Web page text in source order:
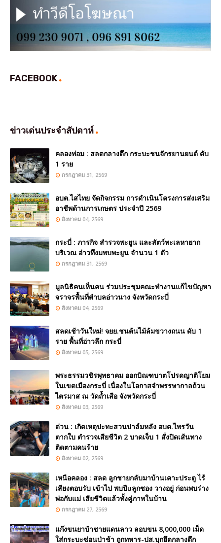
FACEBOOK
ข่าวเด่นประจำสัปดาห์
คลองท่อม : สลดกลางดึก กระบะชนจักรยานยนต์ ดับ
1 ราย
กรกฎาคม 31, 2569
อบต.ไสไทย จัดกิจกรรม การดำเนินโครงการส่งเสริม
อาชีพด้านการเกษตร ประจำปี 2569
สิงหาคม 04, 2569
กระบี่ : ภารกิจ สำรวจพะยูน และสัตว์ทะเลหายาก
บริเวณ อ่าวทึงมพบพะยูน จำนวน 1 ตัว
กรกฎาคม 31, 2569
มูลนิธิคนเห็นคน ร่วมประชุมคณะทำงานแก้ไขปัญหา
จราจรพื้นที่ตำบลอ่าวนาง จังหวัดกระบี่
สิงหาคม 04, 2569
สลดเช้าวันใหม่! จยย.ชนต้นไม้ล้มขวางถนน ดับ 1
ราย พื้นที่อ่าวลึก กระบี่
สิงหาคม 05, 2569
พระธรรมวชิรพุทธาคม ออกบิณฑบาตโปรดญาติโยม
ในเขตเมืองกระบี่ เนื่องในโอกาสจำพรรษากาลถ้วน
ไตรมาส ณ วัดถ้ำเสือ จังหวัดกระบี่
สิงหาคม 03, 2569
ด่วน : เกิดเหตุปะทะสวนปาล์มหลัง อบต.ไพรวัน
ตากใบ ตำรวจเสียชีวิต 2 บาดเจ็บ 1 สั่งปิดเส้นทาง
ติดตามคนร้าย
สิงหาคม 02, 2569
เหนือคลอง : สลด ลูกชายกลับมาบ้านเคาะประตู ไร้
เสียงตอบรับ เข้าไป พบปืuลูกซอง วางอยู่ ก่อนพบร่าง
พ่อกับแม่ เสียชีวิตแล้วทั้งคู่ภาพในบ้าน
กรกฎาคม 27, 2569
แก๊งขนยาบ้าชายแดนลาว ลอบขน 8,000,000 เม็ด
ใส่กระบะซ่อนป่าช้า ถูกทหาร-ปส.บุกยึดกลางดึก